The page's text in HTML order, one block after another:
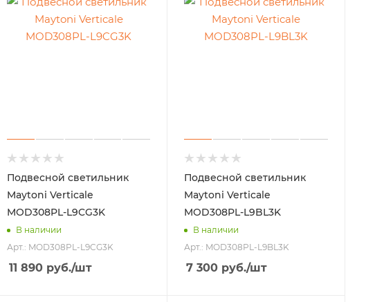
Подвесной светильник
Maytoni Verticale
MOD308PL-L9CG3K
В наличии
Арт.: MOD308PL-L9CG3K
11 890руб./шт
Подвесной светильник
Maytoni Verticale
MOD308PL-L9BL3K
В наличии
Арт.: MOD308PL-L9BL3K
7 300 руб./шт